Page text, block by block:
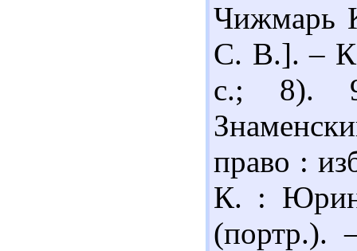
Чижмарь
С. В.]. –
с.; 8).
право :
К. :
(портр.).